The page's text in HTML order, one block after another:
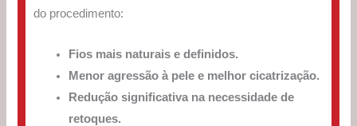
do procedimento:
Fios mais naturais e definidos.
Menor agressão à pele e melhor cicatrização.
Redução significativa na necessidade de
retoques.